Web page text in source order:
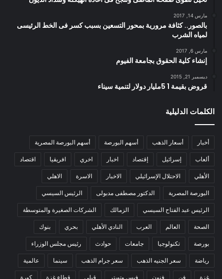
مارس 14, 2017
بالصور.. كثافة مرورية بمحور التسعين بسبب كسر فى الخط الرئيسى
لمياه الشرب
مارس 6, 2017
إنشاء كلية الحقوق بجامعة الفيوم
ديسمبر 21, 2015
قروض بقيمة 1 5مليار دولار لتنمية سيناء
الكلمات الدليلية
أخبار أسعار الذهب أسهم البورصة أسهم البورصة المصرية
ألعاب إسرائيل إقتصاد اخبار اخري افريقيا اقتصاد
الأهلي الاحتلال الإسرائيلي الاخبار الاسرة الاهلي
البورصة المصرية الدكتور مصطفى مدبولى الرئيس السيسي
الرئيس عبد الفتاح السيسي الزمالك الشركات الصغيرة والمتوسطة
الصحة العالم العرب النادي الأهلي بحري بنوك
بورصة تكنولوجيا جامعات حوادث رئيس مجلس الوزراء
رياضة سعر الجنيه الذهب سعر جرام الذهب سينما عالمية
غزة فن فنون فيس وتويتر قبلي قطاع غزة كورة